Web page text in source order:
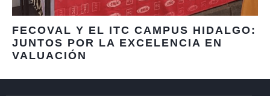
FECOVAL Y EL ITC CAMPUS HIDALGO:
JUNTOS POR LA EXCELENCIA EN
VALUACIÓN